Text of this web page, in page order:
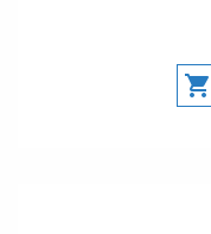
shopping_cart